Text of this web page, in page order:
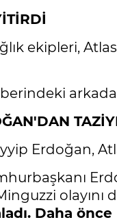
ekipleri,
Erdoğan,
olayını
Daha